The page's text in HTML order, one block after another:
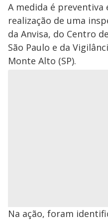
A medida é preventiva
realização de uma
da Anvisa, do Centro
São Paulo e da
Monte Alto (SP).
Na ação, foram